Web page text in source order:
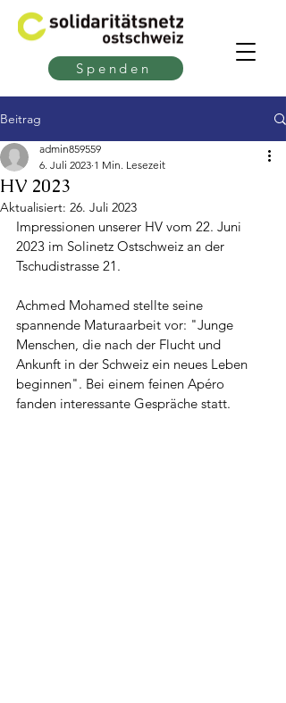
Spenden
Beitrag
HV 2023
admin859559
6. Juli 2023 1 Min. Lesezeit
Aktualisiert: 26. Juli 2023
Impressionen unserer HV vom 22. Juni
2023 im Solinetz Ostschweiz an der
Tschudistrasse 21.
Achmed Mohamed stellte seine
spannende Maturaarbeit vor: "Junge
Menschen, die nach der Flucht und
Ankunft in der Schweiz ein neues Leben
beginnen". Bei einem feinen Apéro
fanden interessante Gespräche statt.